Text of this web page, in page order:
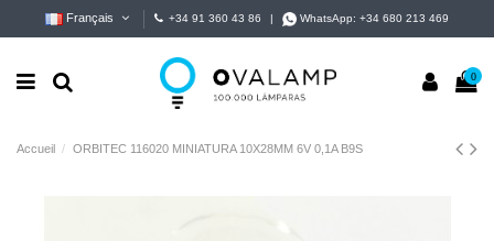
Français +34 91 360 43 86 WhatsApp:+34 680 213 469
0
Accueil ORBITEC 116020 MINIATURA 10X28MM 6V 0,1A B9S